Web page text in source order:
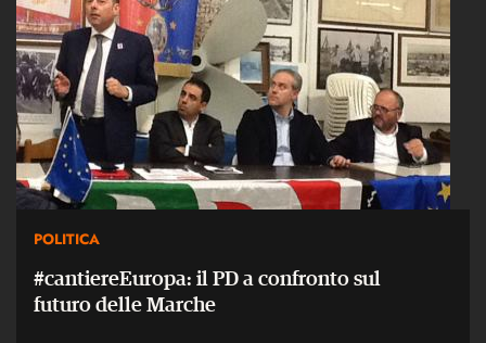
POLITICA
#cantiereEuropa: il PD a confronto sul
futuro delle Marche